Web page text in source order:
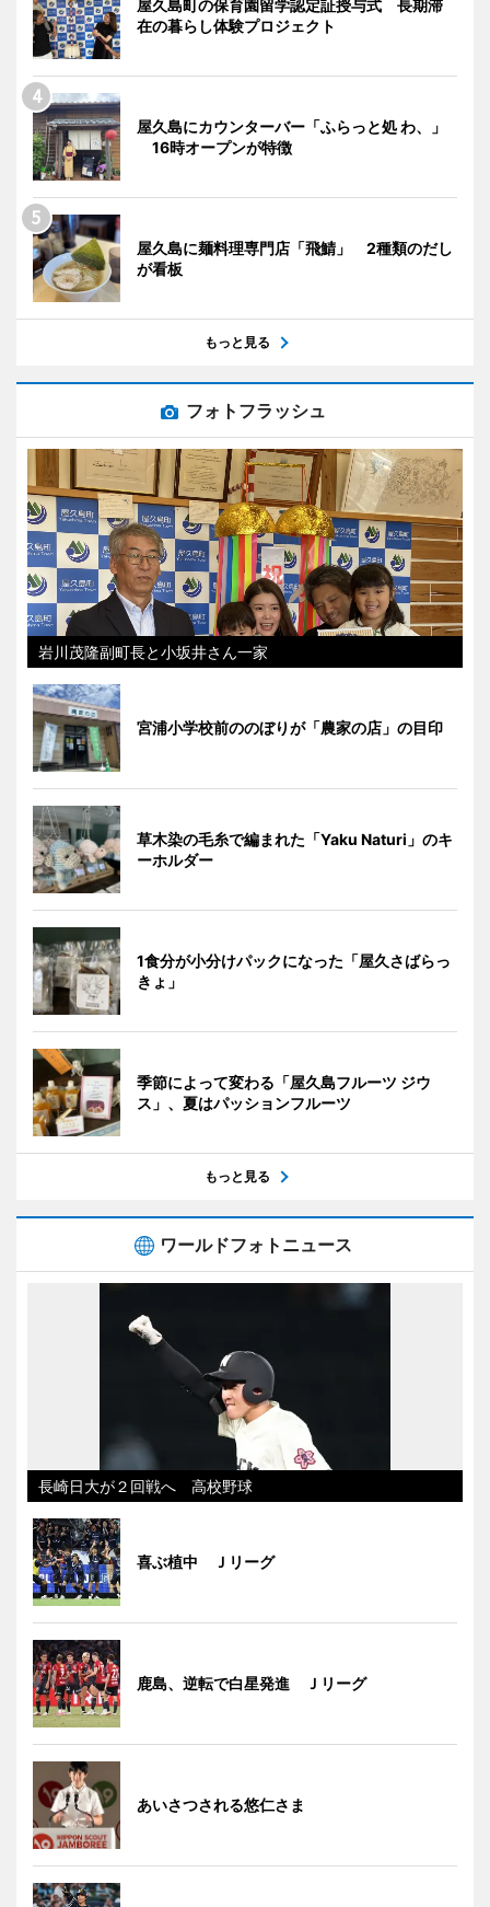
屋久島町の保育園留学認定証授与式 長期滞
在の暮らし体験プロジェクト
屋久島にカウンターバー「ふらっと処 わ、」
16時オープンが特徴
屋久島に麺料理専門店「飛鯖」 2種類のだし
が看板
もっと見る
フォトフラッシュ
岩川茂隆副町長と小坂井さん一家
宮浦小学校前ののぼりが「農家の店」の目印
草木染の毛糸で編まれた「Yaku Naturi」のキ
ーホルダー
1食分が小分けパックになった「屋久さばらっ
きょ」
季節によって変わる「屋久島フルーツ ジウ
ス」、夏はパッションフルーツ
もっと見る
ワールドフォトニュース
長崎日大が２回戦へ 高校野球
喜ぶ植中 Ｊリーグ
鹿島、逆転で白星発進 Ｊリーグ
あいさつされる悠仁さま